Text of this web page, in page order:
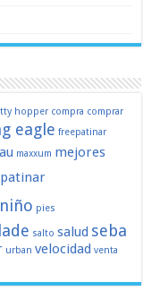
hopper compra comprar
eagle freepatinar
maxxum mejores
patinar
pies
salto salud seba
urban velocidad venta